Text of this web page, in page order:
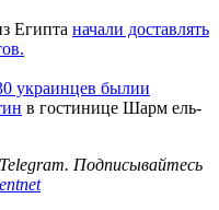
Египта начали доставлять
украинцев былии
в гостинице Шарм ель-
Подписывайтесь